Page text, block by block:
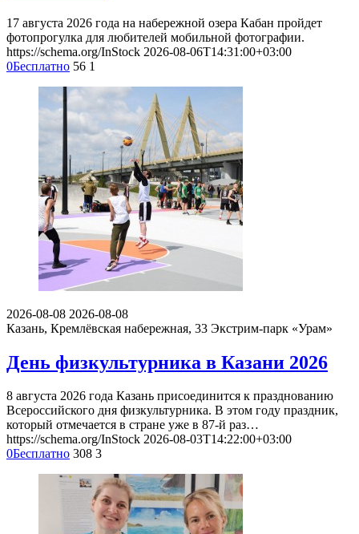
17 августа 2026 года на набережной озера Кабан пройдет
фотопрогулка для любителей мобильной фотографии.
https://schema.org/InStock 2026-08-06T14:31:00+03:00
0Бесплатно 56 1
2026-08-08 2026-08-08
Казань, Кремлёвская набережная, 33 Экстрим-парк «Урам»
День физкультурника в Казани 2026
8 августа 2026 года Казань присоединится к празднованию
Всероссийского дня физкультурника. В этом году праздник,
который отмечается в стране уже в 87-й раз…
https://schema.org/InStock 2026-08-03T14:22:00+03:00
0Бесплатно 308 3